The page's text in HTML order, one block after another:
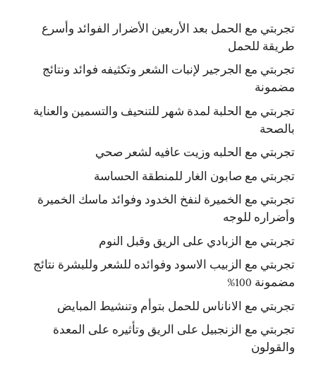
تجربتي مع الحمل بعد الأربعين الأضرار الفوائد وأسرع
طريقة للحمل
تجربتي مع الجرجير لإنبات الشعر وتكثيفه فوائد ونتائج
مضمونة
تجربتي مع الحلبة لمدة شهر للتنحيف والتسمين والعناية
بالصحة
تجربتي مع الحلبه وزيت عافيه لشعر صحي
تجربتي مع صابون الغار للمنطقة الحساسة
تجربتي مع الخميرة لنفخ الخدود وفوائد ماسك الخميرة
وأضراره للوجه
تجربتي مع الزبادي على الريق وقبل النوم
تجربتي مع الزبيب الاسود وفوائده للشعر وللبشرة نتائج
مضمونة 100%
تجربتي مع الاناناس للحمل بتوأم وتنشيط المبايض
تجربتي مع الزنجبيل على الريق وتأثيره على المعدة
والقولون